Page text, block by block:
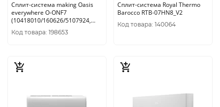
Сплит-система making Oasis
everywhere O-ONF7
(10418010/160626/5107924,
КИТАЙ )
Код товара: 198653
Сплит-система Royal Thermo
Barocco RTB-07HN8_V2
Код товара: 140064